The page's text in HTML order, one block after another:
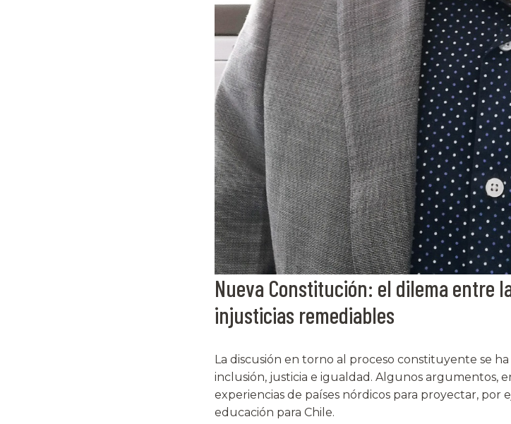
Nueva Constitución: el dilema entre
injusticias remediables
La discusión en torno al proceso constituyente se
inclusión, justicia e igualdad. Algunos argumentos,
experiencias de países nórdicos para proyectar,
educación para Chile.